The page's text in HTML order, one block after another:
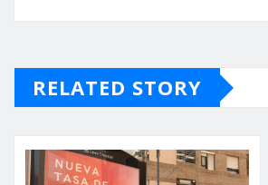
RELATED STORY